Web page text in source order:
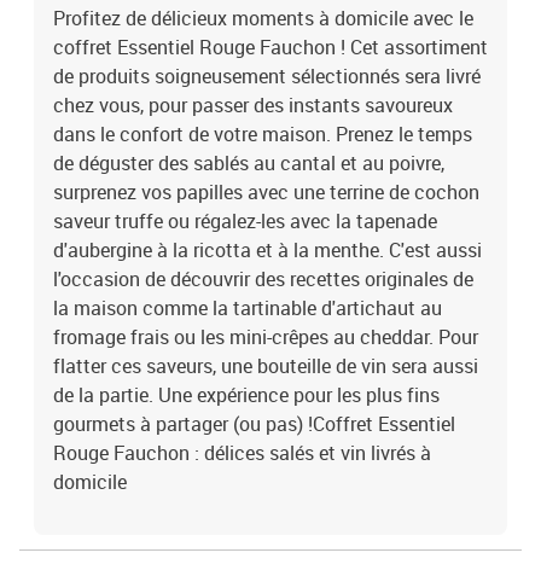
Profitez de délicieux moments à domicile avec le
coffret Essentiel Rouge Fauchon ! Cet assortiment
de produits soigneusement sélectionnés sera livré
chez vous, pour passer des instants savoureux
dans le confort de votre maison. Prenez le temps
de déguster des sablés au cantal et au poivre,
surprenez vos papilles avec une terrine de cochon
saveur truffe ou régalez-les avec la tapenade
d'aubergine à la ricotta et à la menthe. C'est aussi
l'occasion de découvrir des recettes originales de
la maison comme la tartinable d'artichaut au
fromage frais ou les mini-crêpes au cheddar. Pour
flatter ces saveurs, une bouteille de vin sera aussi
de la partie. Une expérience pour les plus fins
gourmets à partager (ou pas) !Coffret Essentiel
Rouge Fauchon : délices salés et vin livrés à
domicile